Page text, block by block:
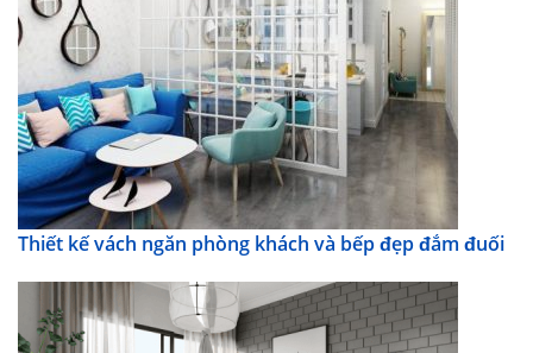
Thiết kế vách ngăn phòng khách và bếp đẹp đắm đuối